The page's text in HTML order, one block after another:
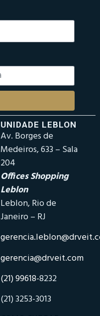
UNIDADE LEBLON
Av. Borges de
Medeiros, 633 – Sala
204
Offices Shopping
Leblon
Leblon, Rio de
Janeiro – RJ
gerencia@drveit.com
(21) 99618-8232
(21) 3253-3013